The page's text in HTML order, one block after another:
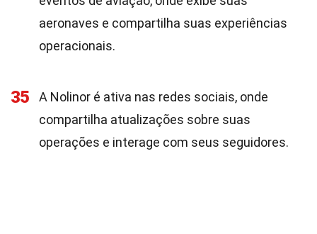
aeronaves e compartilha suas experiências
operacionais.
35
A Nolinor é ativa nas redes sociais, onde
compartilha atualizações sobre suas
operações e interage com seus seguidores.